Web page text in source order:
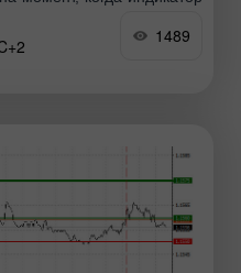
нулевой отметки, что
пары. По этой
1489